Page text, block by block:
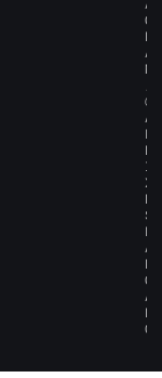
G
R
A
M
@
A
L
E
I
X
E
S
P
A
R
G
A
R
O